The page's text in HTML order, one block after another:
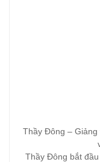
Thầy Đông – Giảng
Thầy Đông bắt